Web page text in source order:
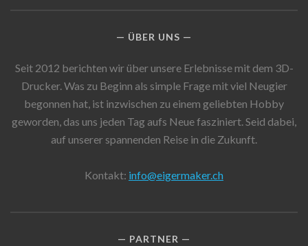
ÜBER UNS
Seit 2012 berichten wir über unsere Erlebnisse mit dem 3D-
Drucker. Was zu Beginn als simple Frage mit viel Neugier
begonnen hat, ist inzwischen zu einem geliebten Hobby
geworden, das uns jeden Tag aufs Neue fasziniert. Seid dabei,
auf unserer spannenden Reise in die Zukunft.
Kontakt: info@eigermaker.ch
PARTNER